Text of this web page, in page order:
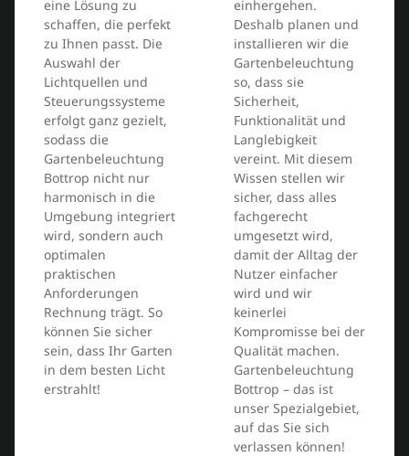
einhergehen.
Deshalb planen und
installieren wir die
Gartenbeleuchtung
so, dass sie
Sicherheit,
Funktionalität und
Langlebigkeit
vereint. Mit diesem
Wissen stellen wir
sicher, dass alles
fachgerecht
umgesetzt wird,
damit der Alltag der
Nutzer einfacher
wird und wir
keinerlei
Kompromisse bei der
Qualität machen.
Gartenbeleuchtung
Bottrop – das ist
unser Spezialgebiet,
auf das Sie sich
verlassen können!
eine Lösung zu
schaffen, die perfekt
zu Ihnen passt. Die
Auswahl der
Lichtquellen und
Steuerungssysteme
erfolgt ganz gezielt,
sodass die
Gartenbeleuchtung
Bottrop nicht nur
harmonisch in die
Umgebung integriert
wird, sondern auch
optimalen
praktischen
Anforderungen
Rechnung trägt. So
können Sie sicher
sein, dass Ihr Garten
in dem besten Licht
erstrahlt!